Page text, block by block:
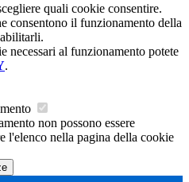
quali cookie consentire.
consentono il funzionamento della
necessari al funzionamento potete
.
non possono essere
l'elenco nella pagina della cookie